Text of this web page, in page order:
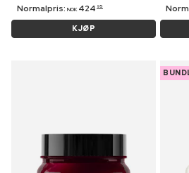
Normalpris: NOK 424 95
KJØP